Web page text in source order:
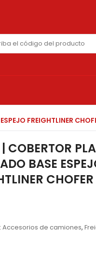
FREIGHTLINER
COBERTOR
BASE
CHOFER
Accesorios de camiones,